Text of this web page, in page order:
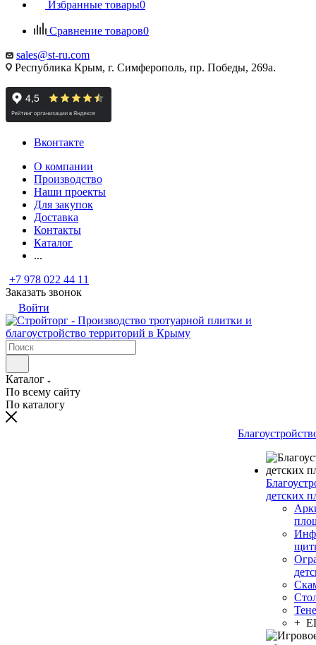
Избранные товары0
Сравнение товаров0
sales@st-ru.com
Республика Крым, г. Симферополь, пр. Победы, 269а.
Вконтакте
О компании
Производство
Наши проекты
Для закупок
Доставка
Контакты
Каталог
...
+7 978 022 44 11
Заказать звонок
Войти
Каталог
По всему сайту
По каталогу
детских
+